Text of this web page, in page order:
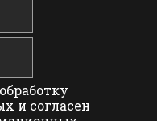
и согласен